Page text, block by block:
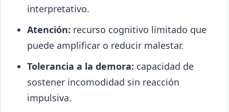
interpretativo.
Atención: recurso cognitivo limitado que
puede amplificar o reducir malestar.
Tolerancia a la demora: capacidad de
sostener incomodidad sin reacción
impulsiva.